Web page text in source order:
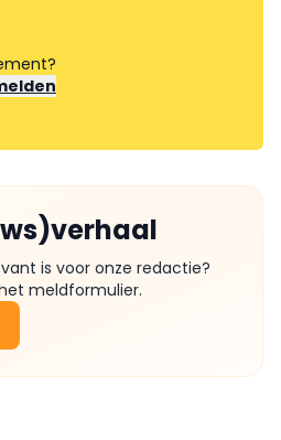
is voor onze redactie?
meldformulier.